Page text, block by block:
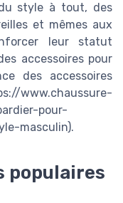
style à tout, des
et mêmes aux
leur statut
accessoires pour
des accessoires
pour-
masculin).
populaires